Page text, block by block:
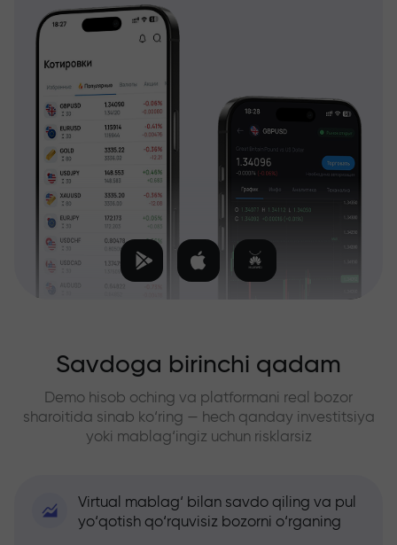
Savdoga birinchi qadam
Demo hisob oching va platformani real bozor
sharoitida sinab ko‘ring — hech qanday investitsiya
yoki mablag‘ingiz uchun risklarsiz
Virtual mablag‘ bilan savdo qiling va pul
yo‘qotish qo‘rquvisiz bozorni o‘rganing